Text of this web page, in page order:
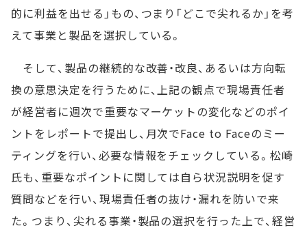
的に利益を出せる」もの、つまり「どこで尖れるか」を考
えて事業と製品を選択している。
そして、製品の継続的な改善・改良、あるいは方向転
換の意思決定を行うために、上記の観点で現場責任者
が経営者に週次で重要なマーケットの変化などのポイ
ントをレポートで提出し、月次でFace to Faceのミー
ティングを行い、必要な情報をチェックしている。松崎
氏も、重要なポイントに関しては自ら状況説明を促す
質問などを行い、現場責任者の抜け・漏れを防いで来
た。つまり、尖れる事業・製品の選択を行った上で、経営